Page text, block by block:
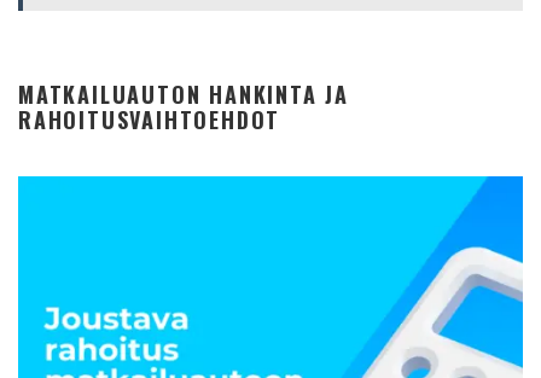
MATKAILUAUTON HANKINTA JA
RAHOITUSVAIHTOEHDOT